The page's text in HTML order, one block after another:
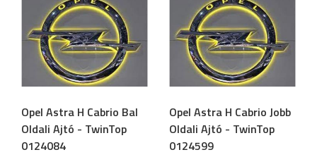
Opel Astra H Cabrio Bal
Oldali Ajtó - TwinTop
0124084
Opel Astra H Cabrio Jobb
Oldali Ajtó - TwinTop
0124599